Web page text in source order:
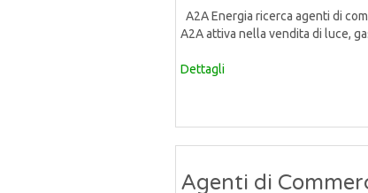
A2A Energia ricerca agenti di
A2A attiva nella vendita di luce,
Dettagli
Agenti di